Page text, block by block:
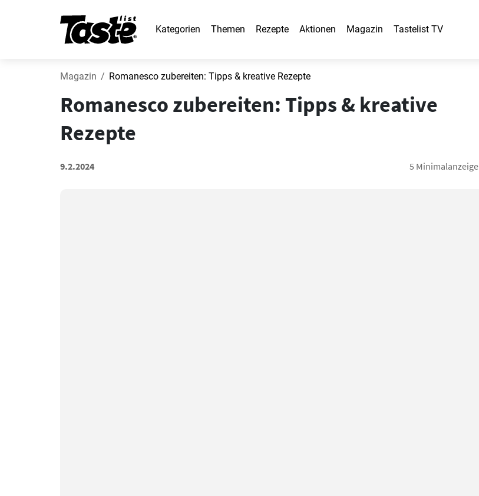
Kategorien Themen Rezepte Aktionen Magazin Tastelist TV
Magazin Romanesco zubereiten: Tipps & kreative Rezepte
Romanesco zubereiten: Tipps & kreative
Rezepte
9.2.2024 5 Minimalanzeige